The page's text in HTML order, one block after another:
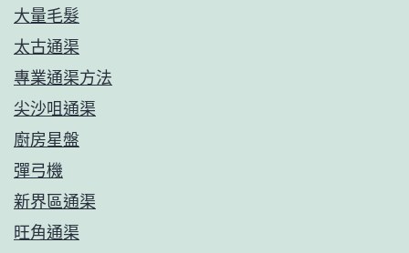
大量毛髮
太古通渠
專業通渠方法
尖沙咀通渠
廚房星盤
彈弓機
新界區通渠
旺角通渠